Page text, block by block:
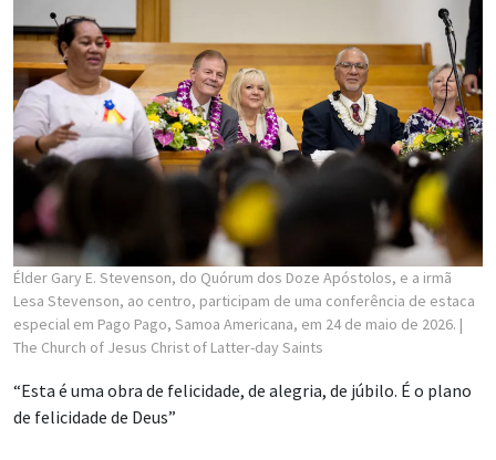
Élder Gary E. Stevenson, do Quórum dos Doze Apóstolos, e a irmã
Lesa Stevenson, ao centro, participam de uma conferência de estaca
especial em Pago Pago, Samoa Americana, em 24 de maio de 2026. |
The Church of Jesus Christ of Latter-day Saints
“Esta é uma obra de felicidade, de alegria, de júbilo. É o plano
de felicidade de Deus”